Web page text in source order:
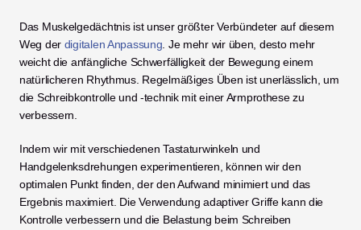
Das Muskelgedächtnis ist unser größter Verbündeter auf diesem
Weg der digitalen Anpassung . Je mehr wir üben, desto mehr
weicht die anfängliche Schwerfälligkeit der Bewegung einem
natürlicheren Rhythmus. Regelmäßiges Üben ist unerlässlich, um
die Schreibkontrolle und -technik mit einer Armprothese zu
verbessern.
Indem wir mit verschiedenen Tastaturwinkeln und
Handgelenksdrehungen experimentieren, können wir den
optimalen Punkt finden, der den Aufwand minimiert und das
Ergebnis maximiert. Die Verwendung adaptiver Griffe kann die
Kontrolle verbessern und die Belastung beim Schreiben